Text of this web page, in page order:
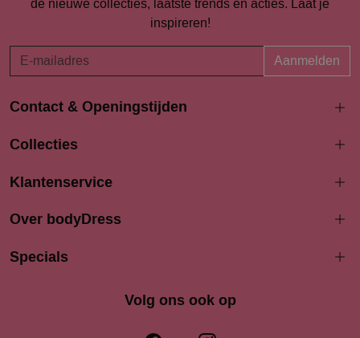
inspireren!
Aanmelden
Contact & Openingstijden
Langestraat 94-96
033 4690704
Openingstijden
Maandag 13:00 - 17:30
Collecties
Klantenservice
Over bodyDress
Specials
Volg ons ook op